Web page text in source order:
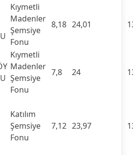
Kıymetli
Madenler
Şemsiye
Fonu
8,18 24,01
Kıymetli
Madenler
Şemsiye
Fonu
7,8 24
Katılım
Şemsiye
Fonu
7,12 23,97